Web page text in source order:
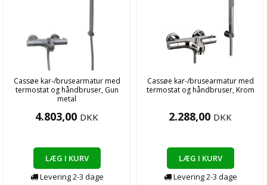
Cassøe kar-/brusearmatur med
termostat og håndbruser, Gun
metal
4.803,00 DKK
LÆG I KURV
Levering2-3 dage
Cassøe kar-/brusearmatur med
termostat og håndbruser, Krom
2.288,00 DKK
LÆG I KURV
Levering2-3 dage